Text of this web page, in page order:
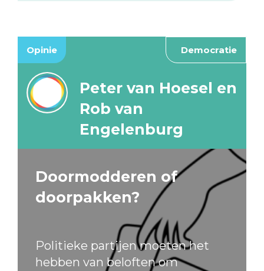
Opinie Democratie
Peter van Hoesel en
Rob van
Engelenburg
Doormodderen of
doorpakken?
Politieke partijen moeten het
hebben van beloften om